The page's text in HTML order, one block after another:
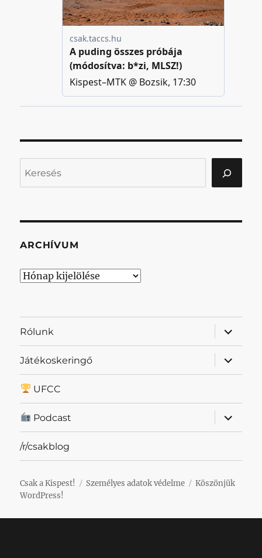
ARCHÍVUM
Archívum
Rólunk
almenü
Játékoskeringő
almenü
UFCC
Podcast
almenü
/r/csakblog
Csak a Kispest! Személyes adatok védelme
Köszönjük
WordPress!